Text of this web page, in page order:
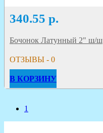
340.55 р.
Бочонок Латунный 2" ш/ш
ОТЗЫВЫ - 0
В КОРЗИНУ
1